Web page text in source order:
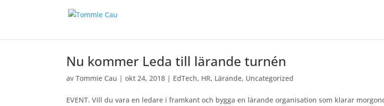
Nu kommer Leda till lärande turnén
avTommie Cau |okt 24, 2018 | EdTech, HR, Lärande, Uncategorized
EVENT. Vill du vara en ledare i framkant och bygga en lärande organisation som klarar